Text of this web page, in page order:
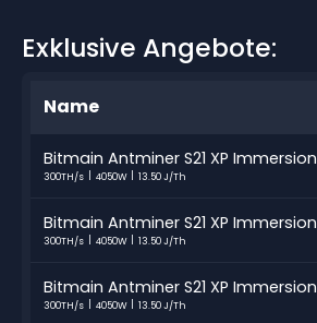
Exklusive Angebote:
Name
Bitmain Antminer S21 XP Immersion
300TH/s 4050W 13.50 J/Th
Bitmain Antminer S21 XP Immersion
300TH/s 4050W 13.50 J/Th
Bitmain Antminer S21 XP Immersion
300TH/s 4050W 13.50 J/Th